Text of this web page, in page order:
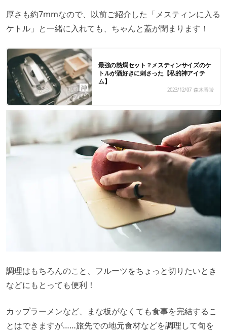
厚さも約7mmなので、以前ご紹介した「メスティンに入る
ケトル」と一緒に入れても、ちゃんと蓋が閉まります！
最強の熱燗セット？メスティンサイズのケ
トルが酒好きに刺さった【私的神アイテ
ム】
2023/12/07 森木香蛍
調理はもちろんのこと、フルーツをちょっと切りたいとき
などにもとっても便利！
カップラーメンなど、まな板がなくても食事を完結するこ
とはできますが……旅先での地元食材などを調理して旬を